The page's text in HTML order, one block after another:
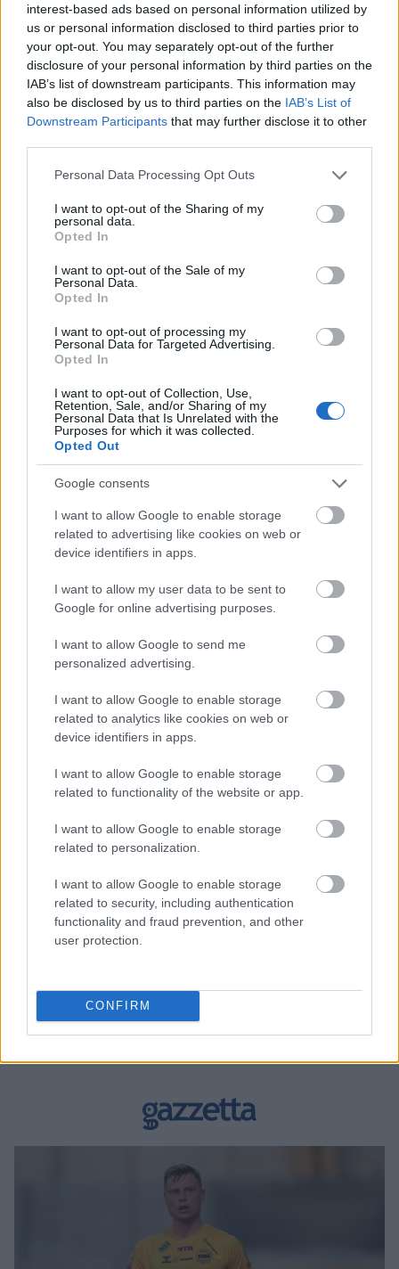
interest-based ads based on personal information utilized by
us or personal information disclosed to third parties prior to
your opt-out. You may separately opt-out of the further
disclosure of your personal information by third parties on the
IAB’s list of downstream participants. This information may
also be disclosed by us to third parties on the IAB’s List of
Downstream Participants that may further disclose it to other
Please note that this website/app uses one or more Google
not limited to your visit or usage behaviour. You may click to
grant or deny consent to Google and its third-party tags to
use your data for below specified purposes in below Google
consent section.
Personal Data Processing Opt Outs
I want to opt-out of the Sharing of my
personal data.
Opted In
I want to opt-out of the Sale of my
Personal Data.
Opted In
I want to opt-out of processing my
Personal Data for Targeted Advertising.
Opted In
I want to opt-out of Collection, Use,
Retention, Sale, and/or Sharing of my
Personal Data that Is Unrelated with the
Purposes for which it was collected.
Opted Out
Google consents
I want to allow Google to enable storage
related to advertising like cookies on web or
device identifiers in apps.
I want to allow my user data to be sent to
Google for online advertising purposes.
I want to allow Google to send me
personalized advertising.
I want to allow Google to enable storage
related to analytics like cookies on web or
device identifiers in apps.
I want to allow Google to enable storage
related to functionality of the website or app.
I want to allow Google to enable storage
related to personalization.
I want to allow Google to enable storage
related to security, including authentication
functionality and fraud prevention, and other
user protection.
CONFIRM
ΔΙΑΒΑΖΟΝΤΑΙ ΤΩΡΑ
Οι μαμάκηδες του ζωδιακού: Αυτά τα ζώδια είναι
Τα 6 σημεία του σπιτιού που δεν χρειάζεται να
3-3-3 rule: Ο κανόνας που θα αλλάξει τον τρόπο
που ντύνεσαι
ΓΟΝΕΙΣ ΘΥΜΟΣ
BEST OF INTERNET